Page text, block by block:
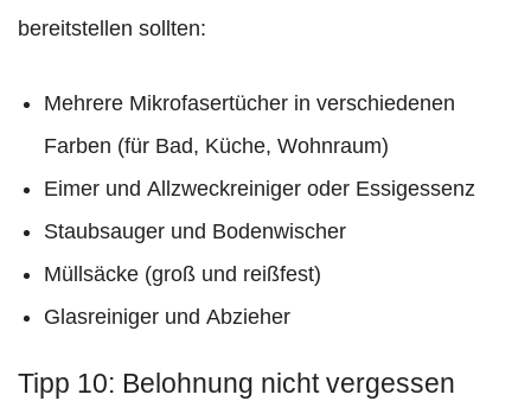
bereitstellen sollten:
Mehrere Mikrofasertücher in verschiedenen
Farben (für Bad, Küche, Wohnraum)
Eimer und Allzweckreiniger oder Essigessenz
Staubsauger und Bodenwischer
Müllsäcke (groß und reißfest)
Glasreiniger und Abzieher
Tipp 10: Belohnung nicht vergessen